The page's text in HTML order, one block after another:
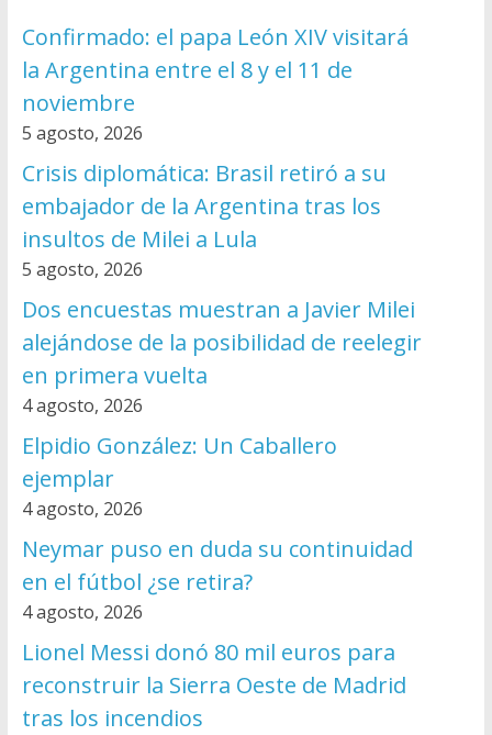
Confirmado: el papa León XIV visitará
la Argentina entre el 8 y el 11 de
noviembre
5 agosto, 2026
Crisis diplomática: Brasil retiró a su
embajador de la Argentina tras los
insultos de Milei a Lula
5 agosto, 2026
Dos encuestas muestran a Javier Milei
alejándose de la posibilidad de reelegir
en primera vuelta
4 agosto, 2026
Elpidio González: Un Caballero
ejemplar
4 agosto, 2026
Neymar puso en duda su continuidad
en el fútbol ¿se retira?
4 agosto, 2026
Lionel Messi donó 80 mil euros para
reconstruir la Sierra Oeste de Madrid
tras los incendios